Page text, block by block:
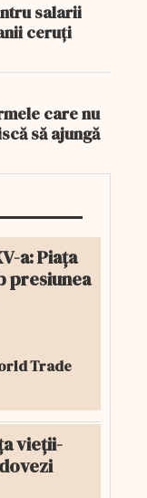
salarii
ceruți
care nu
să ajungă
a: Piața
presiunea
Trade
vieții-